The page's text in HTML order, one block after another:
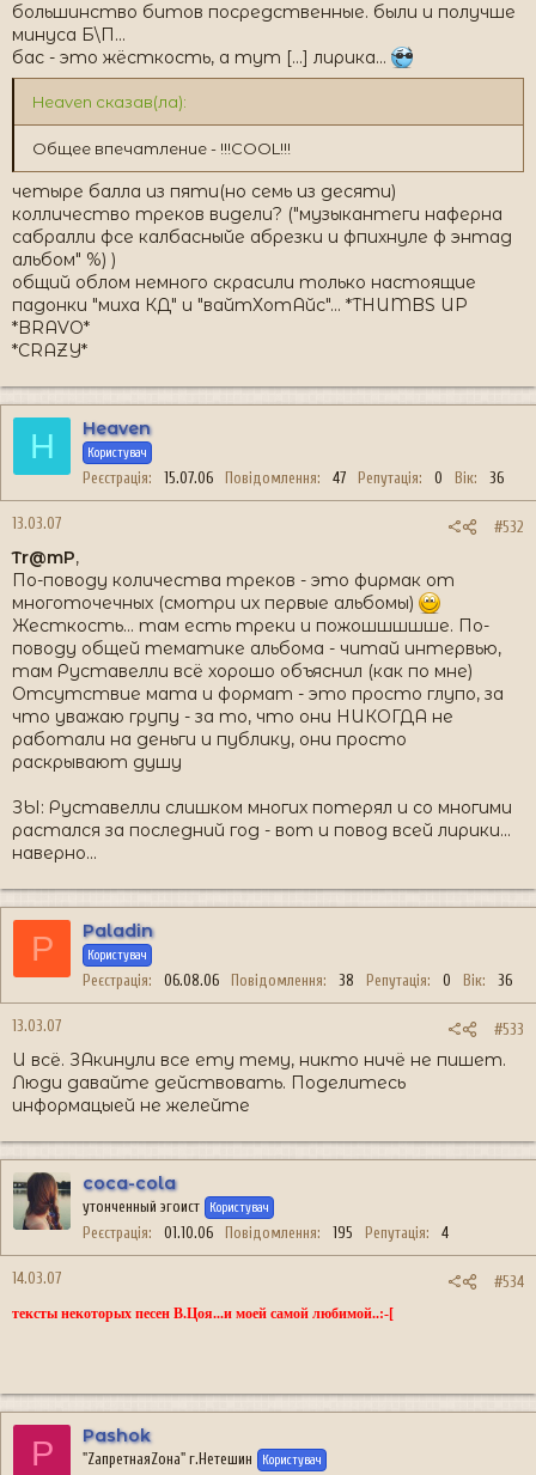
большинство битов посредственные. были и получше
минуса Б\П...
бас - это жёсткость, а тут [...] лирика...
Heaven сказав(ла):
Общее впечатление - !!!COOL!!!
четыре балла из пяти(но семь из десяти)
колличество треков видели? ("музыкантеги наферна
сабралли фсе калбасныйе абрезки и фпихнуле ф энтад
альбом" %) )
общий облом немного скрасили только настоящие
падонки "миха КД" и "вайтХотАйс"... *THUMBS UP
*BRAVO*
*CRAZY*
H Heaven
Користувач
Реєстрація 15.07.06 Повідомлення 47 Репутація 0 Вік 36
13.03.07 #532
Tr@mP,
По-поводу количества треков - это фирмак от
многоточечных (смотри их первые альбомы)
Жесткость... там есть треки и пожошшшшше. По-
поводу общей тематике альбома - читай интервью,
там Руставелли всё хорошо объяснил (как по мне)
Отсутствие мата и формат - это просто глупо, за
что уважаю групу - за то, что они НИКОГДА не
работали на деньги и публику, они просто
раскрывают душу
ЗЫ: Руставелли слишком многих потерял и со многими
растался за последний год - вот и повод всей лирики...
наверно...
P Paladin
Користувач
Реєстрація 06.08.06 Повідомлення 38 Репутація 0 Вік 36
13.03.07 #533
И всё. ЗАкинули все ету тему, никто ничё не пишет.
Люди давайте действовать. Поделитесь
информацыей не желейте
coca-cola
утонченный эгоист Користувач
Реєстрація 01.10.06 Повідомлення 195 Репутація 4
14.03.07 #534
тексты некоторых песен В.Цоя...и моей самой любимой..:-[
P Pashok
"ZапретнаяZона" г.Нетешин Користувач